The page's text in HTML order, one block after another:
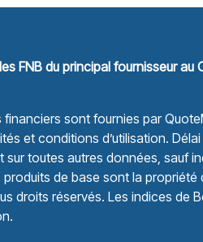
FNB du principal fournisseur au
sont fournies par
et conditions d’utilisation.
sur toutes autres données, sauf
de base sont la propriété
droits réservés. Les indices de